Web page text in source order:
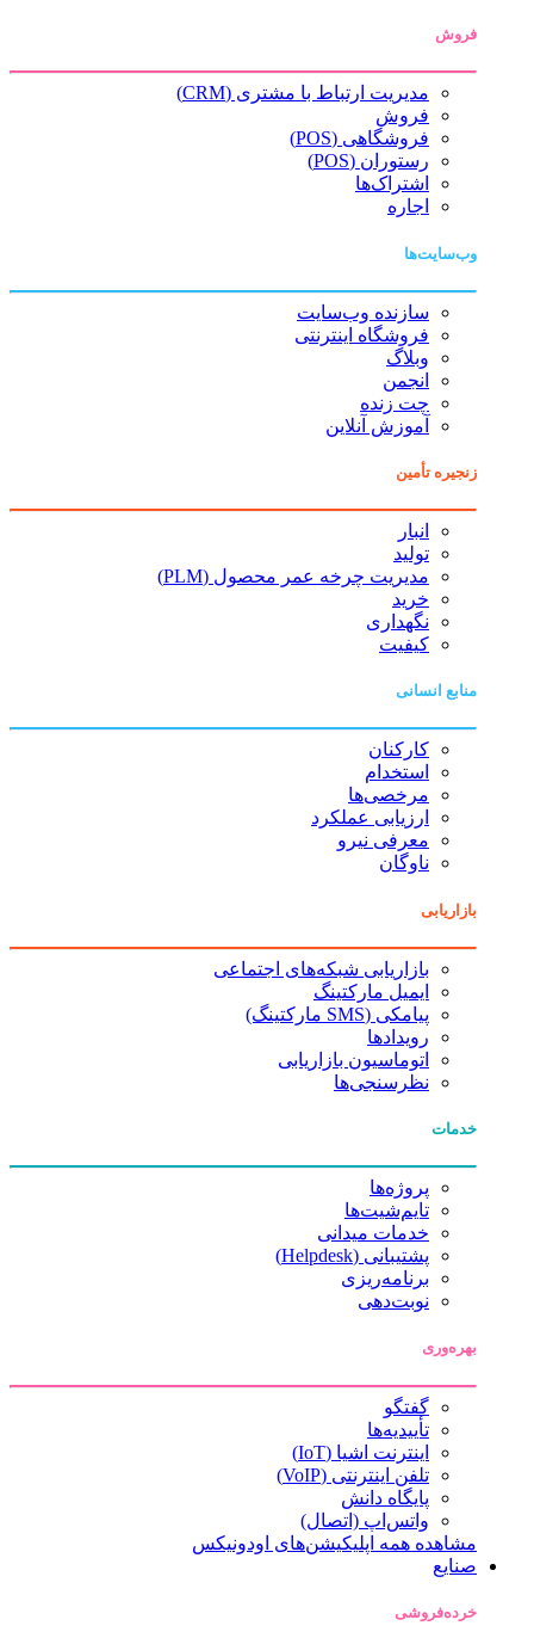
فروش
مدیریت ارتباط با مشتری (CRM)
فروش
فروشگاهی (POS)
رستوران (POS)
اشتراک‌ها
اجاره
وب‌سایت‌ها
سازنده وب‌سایت
فروشگاه اینترنتی
وبلاگ
انجمن
چت زنده
آموزش آنلاین
زنجیره تأمین
انبار
تولید
مدیریت چرخه عمر محصول (PLM)
خرید
نگهداری
کیفیت
منابع انسانی
کارکنان
استخدام
مرخصی‌ها
ارزیابی عملکرد
معرفی نیرو
ناوگان
بازاریابی
بازاریابی شبکه‌های اجتماعی
ایمیل مارکتینگ
پیامکی (SMS مارکتینگ)
رویدادها
اتوماسیون بازاریابی
نظرسنجی‌ها
خدمات
پروژه‌ها
تایم‌شیت‌ها
خدمات میدانی
پشتیبانی (Helpdesk)
برنامه‌ریزی
نوبت‌دهی
بهره‌وری
گفتگو
تأییدیه‌ها
اینترنت اشیا (IoT)
تلفن اینترنتی (VoIP)
پایگاه دانش
واتس‌اپ (اتصال)
مشاهده همه اپلیکیشن‌های اودونیکس
صنایع
خرده‌فروشی